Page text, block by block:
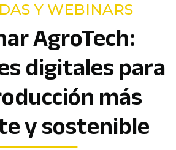
Y WEBINARS
AgroTech:
digitales para
más
y sostenible